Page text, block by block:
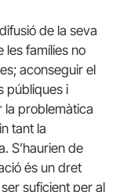
de la seva
les famílies no
aconseguir el
públiques i
la problemàtica
tant la
S’haurien de
és un dret
suficient per al